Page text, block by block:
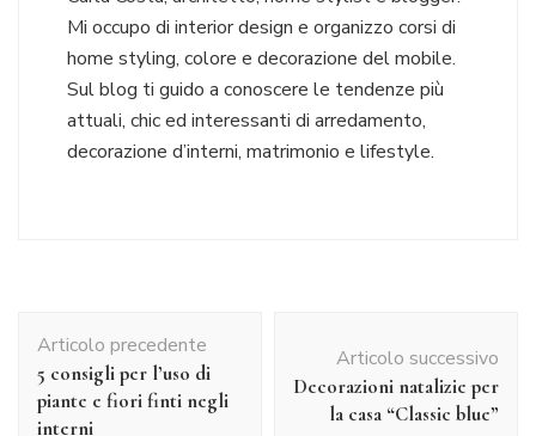
Mi occupo di interior design e organizzo corsi di
home styling, colore e decorazione del mobile.
Sul blog ti guido a conoscere le tendenze più
attuali, chic ed interessanti di arredamento,
decorazione d’interni, matrimonio e lifestyle.
articolo
Articolo precedente
5 consigli per l’uso di
piante e fiori finti negli
interni
Articolo successivo
Decorazioni natalizie per
la casa “Classic blue”